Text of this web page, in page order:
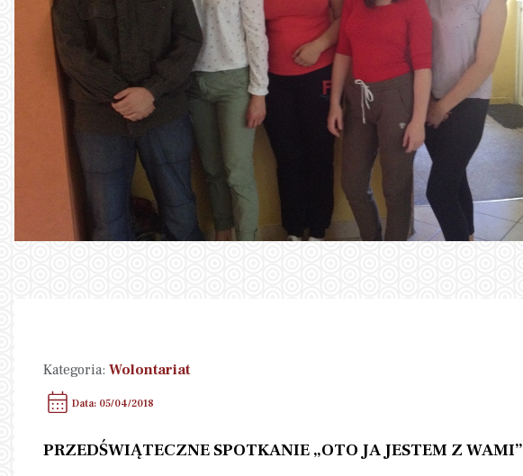
Kategoria: Wolontariat
Data: 05/04/2018
PRZEDŚWIĄTECZNE SPOTKANIE „OTO JA JESTEM Z WAMI”